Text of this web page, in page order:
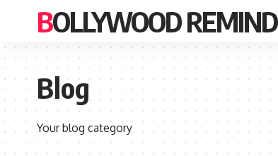
BOLLYWOOD REMIND
Blog
Your blog category